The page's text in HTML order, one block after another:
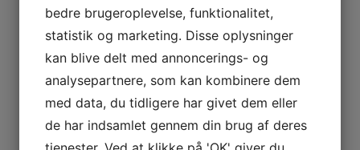
Dolina Noteci Premium – Gås
Læs mere
Dolina Noteci Premium – Torsk
85,00
Læs mere
bedre brugeroplevelse, funktionalitet,
statistik og marketing. Disse oplysninger
kan blive delt med annoncerings- og
analysepartnere, som kan kombinere dem
med data, du tidligere har givet dem eller
de har indsamlet gennem din brug af deres